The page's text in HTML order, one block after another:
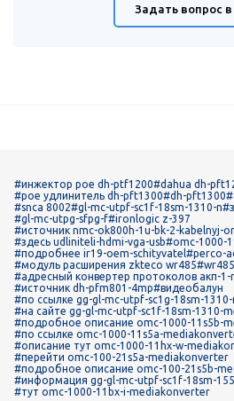
Задать вопрос в
#инжектор poe dh-ptf1200#dahua dh-
#poe удлинитель dh-pft1300#dh-pft1300
#snca 8002#gl-mc-utpf-sc1f-18sm-1310-n
#gl-mc-utpg-sfpg-f#ironlogic z-397
#источник nmc-ok800h-1u-bk-2-kabelnyj-
#здесь udliniteli-hdmi-vga-usb#omc-1000-
#подробнее ir19-oem-schityvatel#perco-
#модуль расширения zkteco wr485#wr485
#адресный конвертер протоколов акп-1-
#источник dh-pfm801-4mp#видеобалун
#по ссылке gg-gl-mc-utpf-sc1g-18sm-
myj
#на сайте gg-gl-mc-utpf-sc1f-18sm-1310-
yy
#подробное описание omc-1000-11s5b-
#по ссылке omc-1000-11s5a-
#описание тут omc-1000-11hx-w-
#перейти omc-100-21s5a-mediakonverter
#подробное описание omc-100-21s5b-
#информация gg-gl-mc-utpf-sc1f-18sm-
iaemyi
#тут omc-1000-11bx-i-mediakonverter